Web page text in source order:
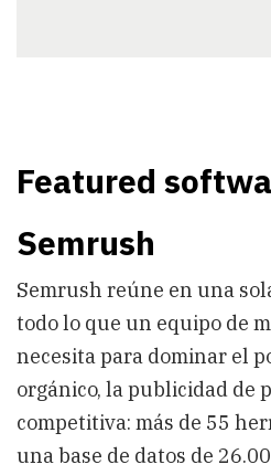
Featured
Semrush
Semrush reúne en una
todo lo que un equipo de
necesita para dominar el
orgánico, la publicidad de
competitiva: más de 55
una base de datos de